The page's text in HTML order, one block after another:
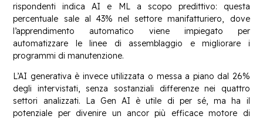
rispondenti indica AI e ML a scopo predittivo: questa
percentuale sale al 43% nel settore manifatturiero, dove
l’apprendimento automatico viene impiegato per
automatizzare le linee di assemblaggio e migliorare i
programmi di manutenzione.
L’AI generativa è invece utilizzata o messa a piano dal 26%
degli intervistati, senza sostanziali differenze nei quattro
settori analizzati. La Gen AI è utile di per sé, ma ha il
potenziale per divenire un ancor più efficace motore di